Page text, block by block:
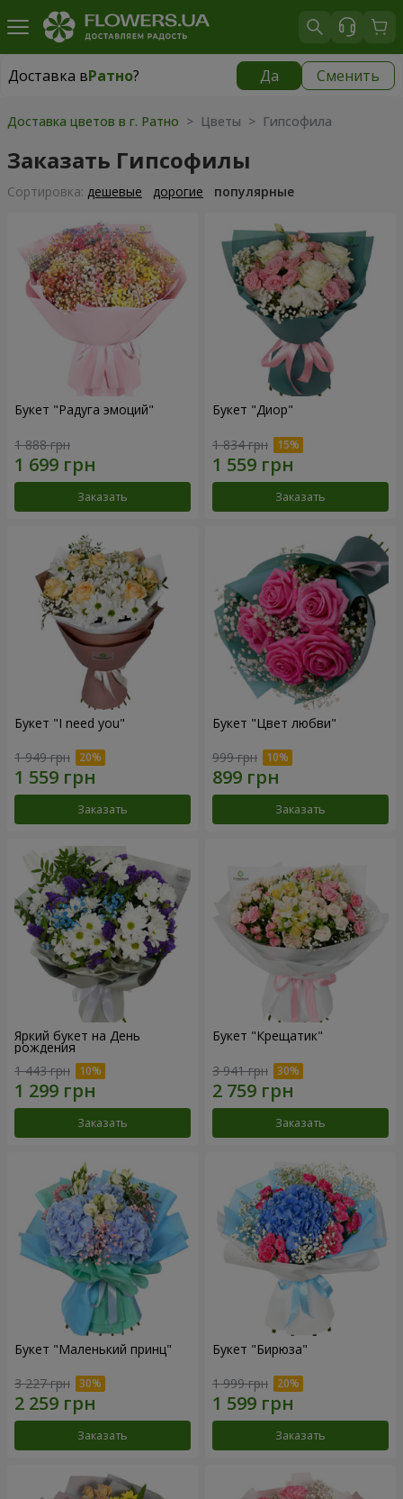
Доставка вРатно? Да Сменить
Доставка вРатно
Доставка цветов в г. Ратно > Цветы > Гипсофила
Заказать Гипсофилы
Cортировка: дешевые дорогие популярные
Букет "Радуга эмоций"
1 888 грн
Заказать
Букет "Диор"
1 834 грн
Заказать
Букет "I need you"
1 949 грн
Заказать
Букет "Цвет любви"
999 грн
Заказать
Яркий букет на День
рождения
1 443 грн
Заказать
Букет "Крещатик"
3 941 грн
Заказать
Букет "Маленький принц"
3 227 грн
Заказать
Букет "Бирюза"
1 999 грн
Заказать